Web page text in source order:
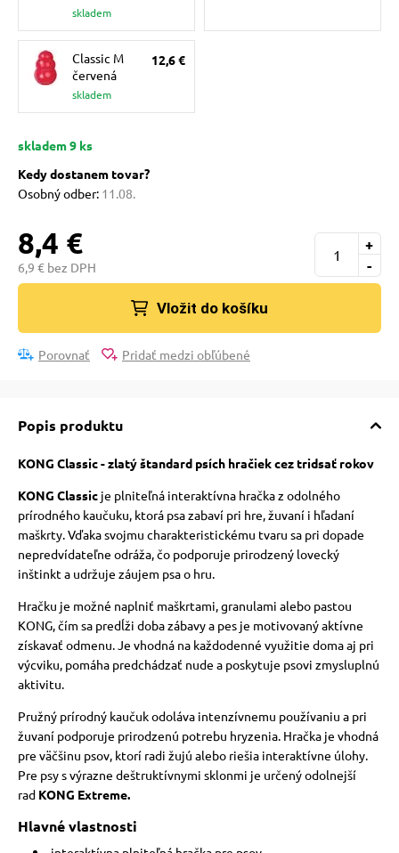
mačky
poukazy
skladem
Classic M
červená
skladem
12,6 €
skladem 9 ks
Kedy dostanem tovar?
Osobný odber: 11.08.
8,4 €
6,9 € bez DPH -
+
Vložit do košíku
Porovnať Pridať medzi obľúbené
Popis produktu
KONG Classic- zlatý štandard psích hračiek cez tridsať rokov
KONG Classicje plniteľná interaktívna hračka z odolného
prírodného kaučuku, ktorá psa zabaví pri hre, žuvaní i hľadaní
maškrty. Vďaka svojmu charakteristickému tvaru sa pri dopade
nepredvídateľne odráža, čo podporuje prirodzený lovecký
inštinkt a udržuje záujem psa o hru.
Hračku je možné naplniť maškrtami, granulami alebo pastou
KONG, čím sa predĺži doba zábavy a pes je motivovaný aktívne
získavať odmenu. Je vhodná na každodenné využitie doma aj pri
výcviku, pomáha predchádzať nude a poskytuje psovi zmysluplnú
aktivitu.
Pružný prírodný kaučuk odoláva intenzívnemu používaniu a pri
žuvaní podporuje prirodzenú potrebu hryzenia. Hračka je vhodná
pre väčšinu psov, ktorí radi žujú alebo riešia interaktívne úlohy.
Pre psy s výrazne deštruktívnymi sklonmi je určený odolnejší
rad KONG Extreme.
Hlavné vlastnosti